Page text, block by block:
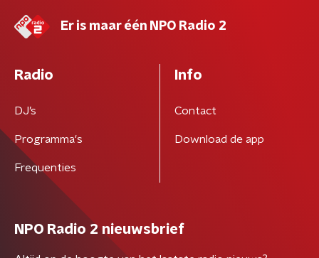
Er is maar één NPO Radio 2
Radio
DJ’s
Programma's
Frequenties
Info
Contact
Download de app
NPO Radio 2 nieuwsbrief